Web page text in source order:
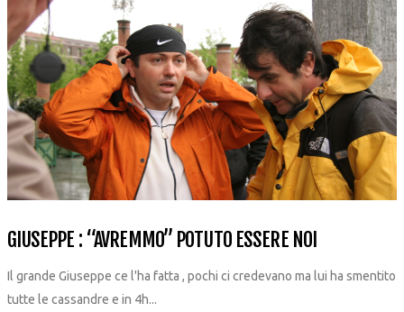
GIUSEPPE : “AVREMMO” POTUTO ESSERE NOI
Il grande Giuseppe ce l'ha fatta , pochi ci credevano ma lui ha smentito
tutte le cassandre e in 4h...